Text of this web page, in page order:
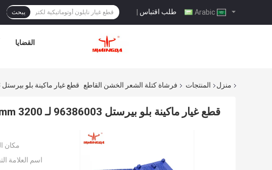
طلب اقتباس | يبحث
القضايا
منزل المنتجات فرشاة كتلة الشعر الخشن القاطع قطع غيار ماكينة بلو بيرستل 96386003 لـ 3200 100x100mm
قطع غيار ماكينة بلو بيرستل 96386003 لـ 3200 100x100mm
مكان
اسم العلامة